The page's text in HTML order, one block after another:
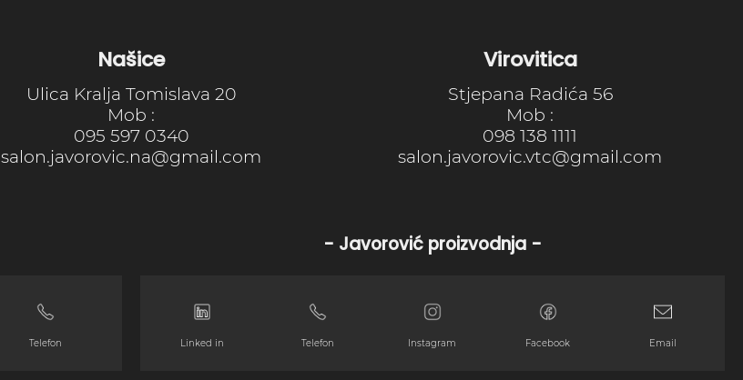
Našice
Ulica Kralja Tomislava 20
Mob :
095 597 0340
salon.javorovic.na@gmail.com
Virovitica
Stjepana Radića 56
Mob :
098 138 1111
salon.javorovic.vtc@gmail.com
Telefon
- Javorović proizvodnja -
Linked in Telefon Instagram Facebook Email